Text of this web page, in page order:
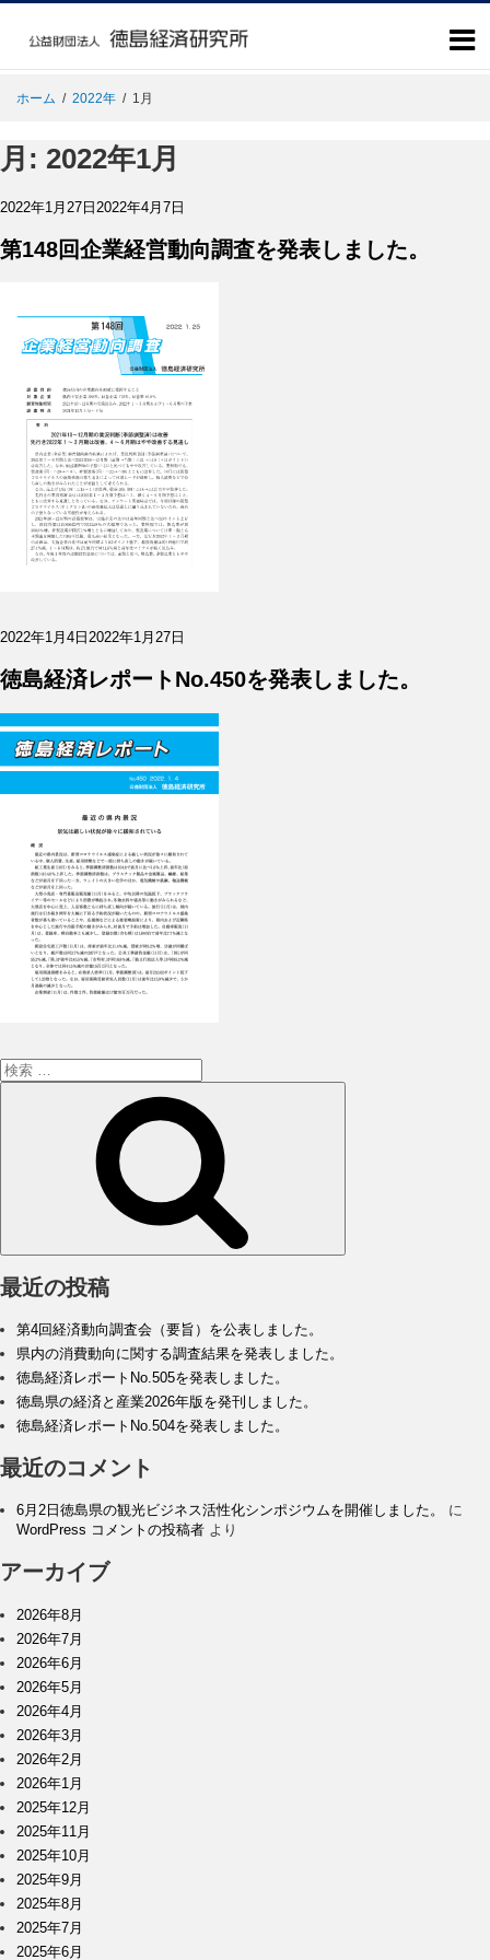
ホーム / 2022年 / 1月
月: 2022年1月
投
日:
2022年1月27日 2022年4月7日
第148回企業経営動向調査を発表しました。
投
日:
2022年1月4日 2022年1月27日
徳島経済レポートNo.450を発表しました。
検
索:
最近の投稿
第4回経済動向調査会（要旨）を公表しました。
県内の消費動向に関する調査結果を発表しました。
徳島経済レポートNo.505を発表しました。
徳島県の経済と産業2026年版を発刊しました。
徳島経済レポートNo.504を発表しました。
最近のコメント
6月2日徳島県の観光ビジネス活性化シンポジウムを開催しました。
に
WordPress コメントの投稿者 より
アーカイブ
2026年8月
2026年7月
2026年6月
2026年5月
2026年4月
2026年3月
2026年2月
2026年1月
2025年12月
2025年11月
2025年10月
2025年9月
2025年8月
2025年7月
2025年6月